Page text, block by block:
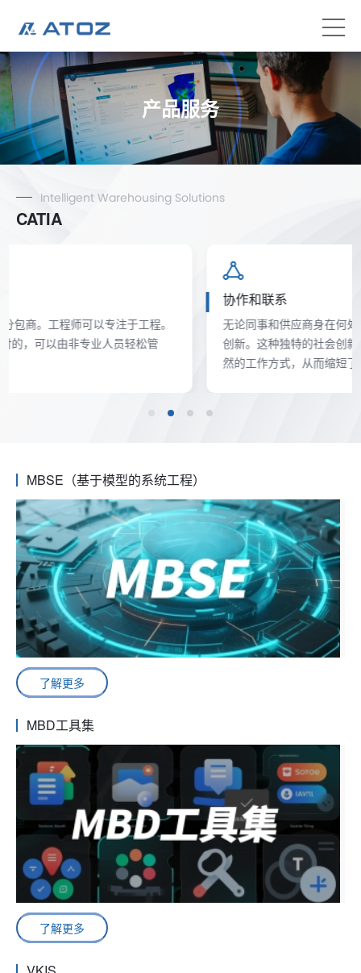
产品服务
Intelligent Warehousing Solutions
CATIA
无论同事和供应商身在何处，都可以与他们一起产生想法、
创新。这种独特的社会创新体验改变了协作，使其成为最自
然的工作方式，从而缩短了周期时间，减少了后期更改。
MBSE（基于模型的系统工程）
了解更多
MBD工具集
了解更多